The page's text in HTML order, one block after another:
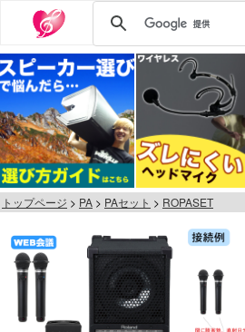
トップページ PA PAセット ROPASET